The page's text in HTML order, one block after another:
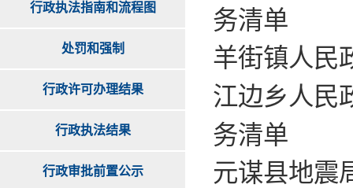
行政执法指南和流程图
处罚和强制
行政许可办理结果
行政执法结果
行政审批前置公示
务清单
羊街镇人民
江边乡人民
务清单
元谋县地震